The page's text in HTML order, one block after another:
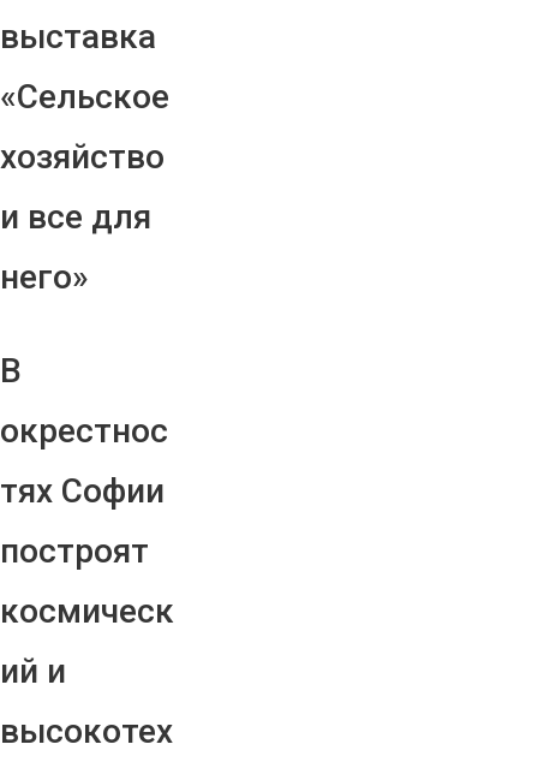
выставка
«Сельское
хозяйство
и все для
него»
В
окрестнос
тях Софии
построят
космическ
ий и
высокотех